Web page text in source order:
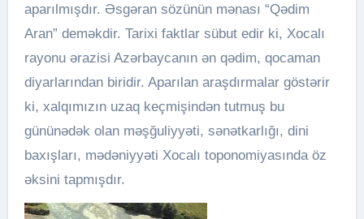
aparılmışdır. Əsgəran sözünün mənası “Qədim
Aran” deməkdir. Tarixi faktlar sübut edir ki, Xocalı
rayonu ərazisi Azərbaycanın ən qədim, qocaman
diyarlarından biridir. Aparılan araşdırmalar göstərir
ki, xalqımızın uzaq keçmişindən tutmuş bu
gününədək olan məşğuliyyəti, sənətkarlığı, dini
baxışları, mədəniyyəti Xocalı toponomiyasında öz
əksini tapmışdır.